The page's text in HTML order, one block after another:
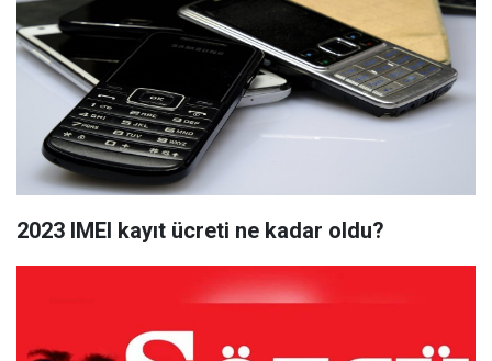
2023 IMEI kayıt ücreti ne kadar oldu?